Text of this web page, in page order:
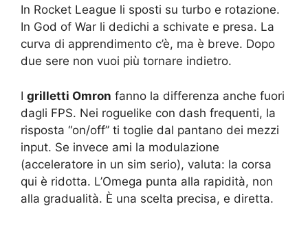
In Rocket League li sposti su turbo e rotazione.
In God of War li dedichi a schivate e presa. La
curva di apprendimento c’è, ma è breve. Dopo
due sere non vuoi più tornare indietro.
I grilletti Omron fanno la differenza anche fuori
dagli FPS. Nei roguelike con dash frequenti, la
risposta “on/off” ti toglie dal pantano dei mezzi
input. Se invece ami la modulazione
(acceleratore in un sim serio), valuta: la corsa
qui è ridotta. L’Omega punta alla rapidità, non
alla gradualità. È una scelta precisa, e diretta.